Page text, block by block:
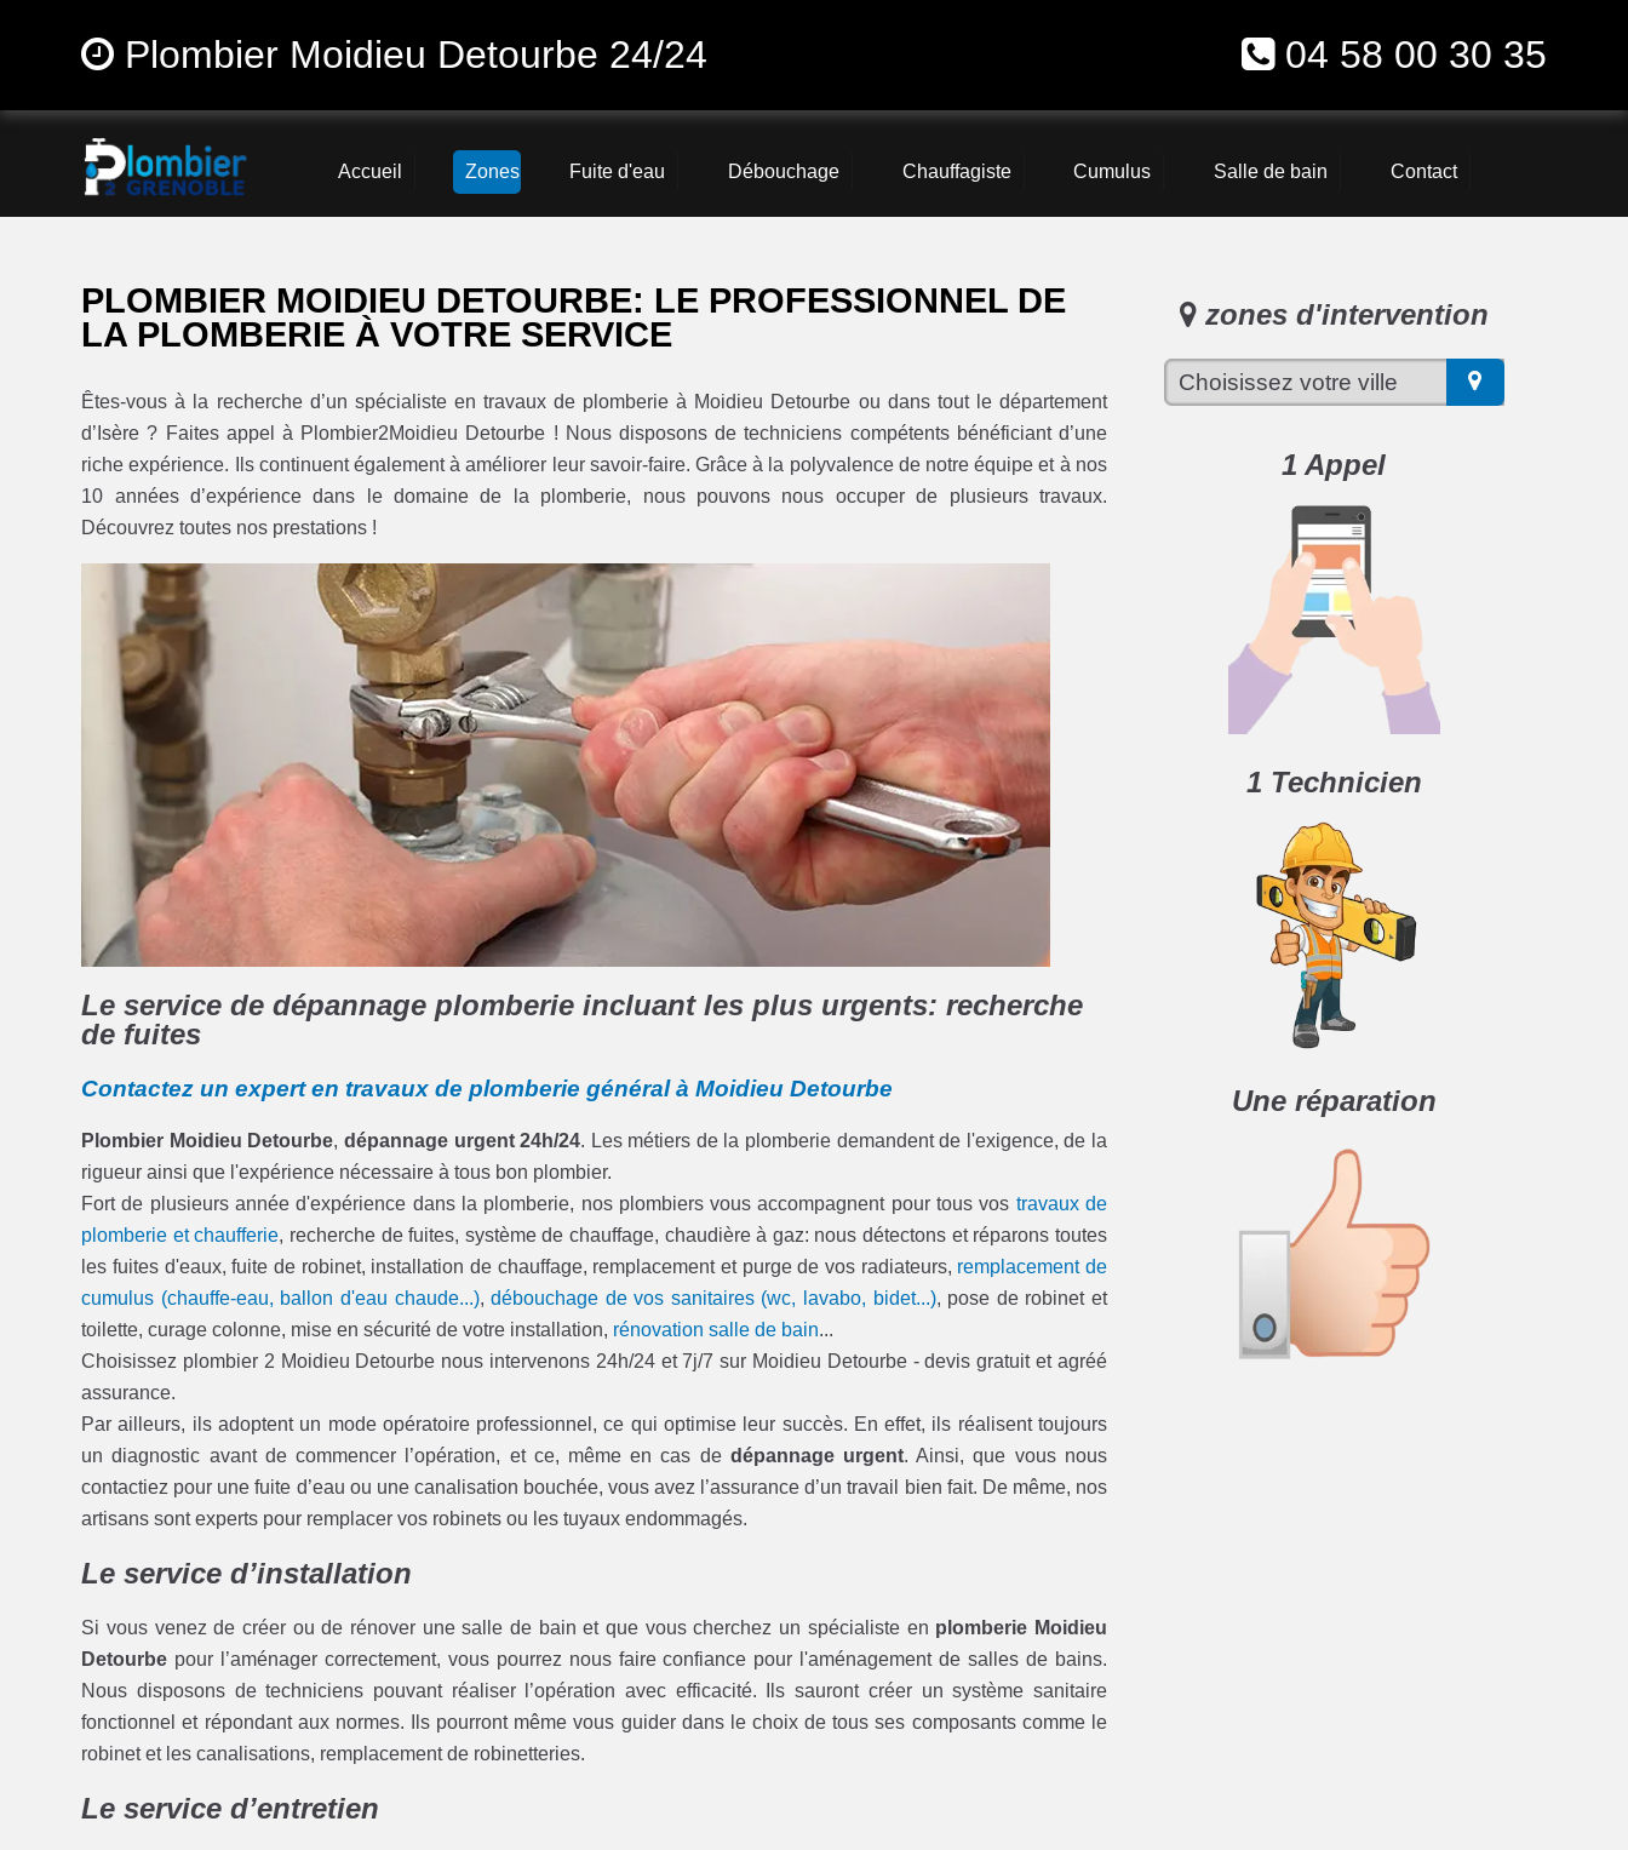
Plombier Moidieu Detourbe 24/24 04 58 00 30 35
Accueil Zones Fuite d'eau Débouchage Chauffagiste Cumulus Salle de bain Contact
PLOMBIER MOIDIEU DETOURBE: LE PROFESSIONNEL DE
LA PLOMBERIE À VOTRE SERVICE
Êtes-vous à la recherche d’un spécialiste en travaux de plomberie à Moidieu Detourbe ou dans tout le département
d’Isère ? Faites appel à Plombier2Moidieu Detourbe ! Nous disposons de techniciens compétents bénéficiant d’une
riche expérience. Ils continuent également à améliorer leur savoir-faire. Grâce à la polyvalence de notre équipe et à nos
10 années d’expérience dans le domaine de la plomberie, nous pouvons nous occuper de plusieurs travaux.
Découvrez toutes nos prestations !
Le service de dépannage plomberie incluant les plus urgents: recherche
de fuites
Contactez un expert en travaux de plomberie général à Moidieu Detourbe
Plombier Moidieu Detourbe, dépannage urgent 24h/24. Les métiers de la plomberie demandent de l'exigence, de la
rigueur ainsi que l'expérience nécessaire à tous bon plombier.
Fort de plusieurs année d'expérience dans la plomberie, nos plombiers vous accompagnent pour tous vos travaux de
plomberie et chaufferie, recherche de fuites, système de chauffage, chaudière à gaz: nous détectons et réparons toutes
les fuites d'eaux, fuite de robinet, installation de chauffage, remplacement et purge de vos radiateurs, remplacement de
cumulus (chauffe-eau, ballon d'eau chaude...),débouchage de vos sanitaires (wc, lavabo, bidet...), pose de robinet et
toilette, curage colonne, mise en sécurité de votre installation, rénovation salle de bain...
Choisissez plombier 2 Moidieu Detourbe nous intervenons 24h/24 et 7j/7 sur Moidieu Detourbe - devis gratuit et agréé
assurance.
Par ailleurs, ils adoptent un mode opératoire professionnel, ce qui optimise leur succès. En effet, ils réalisent toujours
un diagnostic avant de commencer l’opération, et ce, même en cas de dépannage urgent. Ainsi, que vous nous
contactiez pour une fuite d’eau ou une canalisation bouchée, vous avez l’assurance d’un travail bien fait. De même, nos
artisans sont experts pour remplacer vos robinets ou les tuyaux endommagés.
Le service d’installation
Si vous venez de créer ou de rénover une salle de bain et que vous cherchez un spécialiste en plomberie Moidieu
Detourbe pour l’aménager correctement, vous pourrez nous faire confiance pour l'aménagement de salles de bains.
Nous disposons de techniciens pouvant réaliser l’opération avec efficacité. Ils sauront créer un système sanitaire
fonctionnel et répondant aux normes. Ils pourront même vous guider dans le choix de tous ses composants comme le
robinet et les canalisations, remplacement de robinetteries.
Le service d’entretien
zones d'intervention
1 Appel
1 Technicien
Une réparation